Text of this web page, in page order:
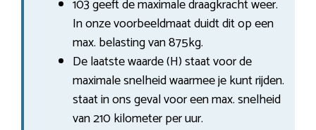
103 geeft de maximale draagkracht weer.
In onze voorbeeldmaat duidt dit op een
max. belasting van 875kg.
De laatste waarde (H) staat voor de
maximale snelheid waarmee je kunt rijden.
staat in ons geval voor een max. snelheid
van 210 kilometer per uur.